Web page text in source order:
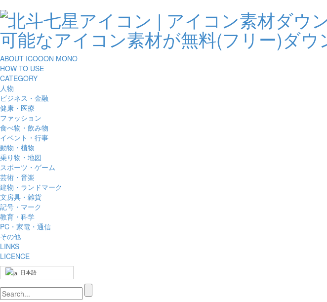
ABOUT ICOOON MONO
HOW TO USE
CATEGORY
人物
ビジネス・金融
健康・医療
ファッション
食べ物・飲み物
イベント・行事
動物・植物
乗り物・地図
スポーツ・ゲーム
芸術・音楽
建物・ランドマーク
文房具・雑貨
記号・マーク
教育・科学
PC・家電・通信
その他
LINKS
LICENCE
日本語